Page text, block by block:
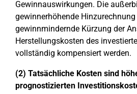
Gewinnauswirkungen. Die
gewinnerhöhende
gewinnmindernde Kürzung der
Herstellungskosten des
vollständig kompensiert werden.
(2) Tatsächliche Kosten sind
prognostizierten